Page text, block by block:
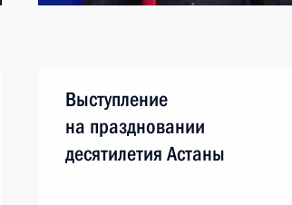
Выступление
на праздновании
десятилетия Астаны